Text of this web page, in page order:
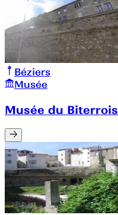
Béziers
Musée
Musée du Biterrois